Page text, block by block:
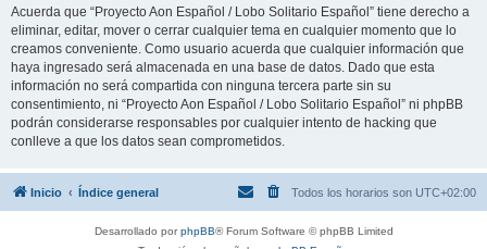
Acuerda que “Proyecto Aon Español / Lobo Solitario Español” tiene derecho a
eliminar, editar, mover o cerrar cualquier tema en cualquier momento que lo
creamos conveniente. Como usuario acuerda que cualquier información que
haya ingresado será almacenada en una base de datos. Dado que esta
información no será compartida con ninguna tercera parte sin su
consentimiento, ni “Proyecto Aon Español / Lobo Solitario Español” ni phpBB
podrán considerarse responsables por cualquier intento de hacking que
conlleve a que los datos sean comprometidos.
Inicio Índice general Todos los horarios son UTC+02:00
Desarrollado porphpBB® Forum Software © phpBB Limited